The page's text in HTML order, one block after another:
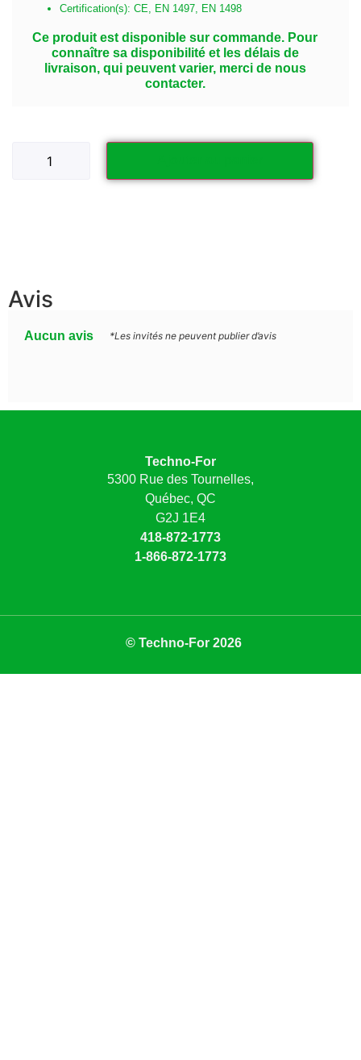
Certification(s): CE, EN 1497, EN 1498
Ce produit est disponible sur commande. Pour
connaître sa disponibilité et les délais de
livraison, qui peuvent varier, merci de nous
contacter.
Avis
Aucun avis *Les invités ne peuvent publier d’avis
Techno-For
5300 Rue des Tournelles,
Québec, QC
G2J 1E4
418-872-1773
1-866-872-1773
© Techno-For 2026